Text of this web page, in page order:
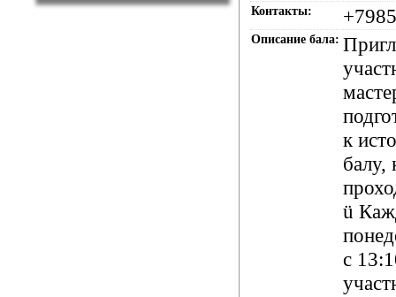
Контакты:
Описание бала:
к
балу,
ü К
с